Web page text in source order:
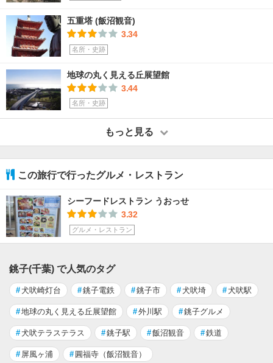
五重塔 (飯沼観音)
3.34
名所・史跡
地球の丸く見える丘展望館
3.44
名所・史跡
もっと見る
この旅行で行ったグルメ・レストラン
シーフードレストラン うおっせ
3.32
グルメ・レストラン
銚子(千葉) で人気のタグ
#犬吠崎灯台 #銚子電鉄 #銚子市 #犬吠埼 #犬吠駅
#地球の丸く見える丘展望館 #外川駅 #銚子グルメ
#犬吠テラステラス #銚子駅 #飯沼観音 #鉄道
# 屏風ヶ浦 # 圓福寺（飯沼観音）